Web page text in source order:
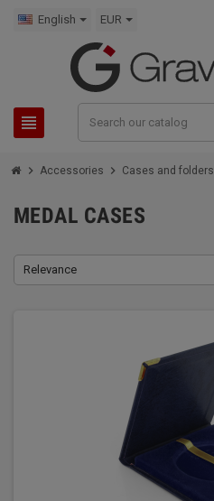
English EUR
view_headline
chevron_right Accessories chevron_right Cases and folders
MEDAL CASES
Relevance